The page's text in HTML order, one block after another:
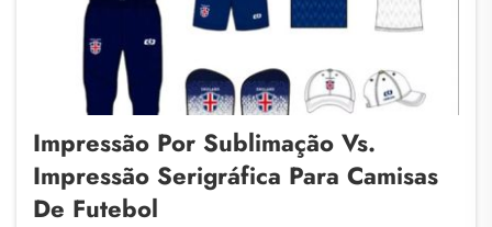
Impressão Por Sublimação Vs.
Impressão Serigráfica Para Camisas
De Futebol